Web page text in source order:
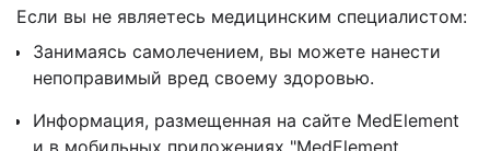
Если вы не являетесь медицинским специалистом:
Занимаясь самолечением, вы можете нанести
непоправимый вред своему здоровью.
Информация, размещенная на сайте MedElement
и в мобильных приложениях "MedElement